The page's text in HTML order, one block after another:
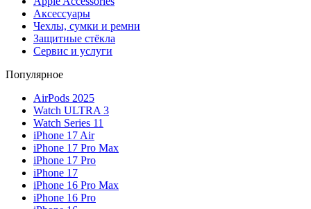
Аксессуары
Чехлы, сумки и ремни
Защитные стёкла
Сервис и услуги
Популярное
AirPods 2025
Watch ULTRA 3
Watch Series 11
iPhone 17 Air
iPhone 17 Pro Max
iPhone 17 Pro
iPhone 17
iPhone 16 Pro Max
iPhone 16 Pro